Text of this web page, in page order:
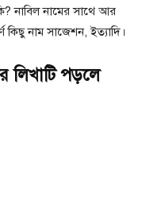
নাবিল নামের সাথে আর
নাম সাজেশন, ইত্যাদি।
লিখাটি পড়লে